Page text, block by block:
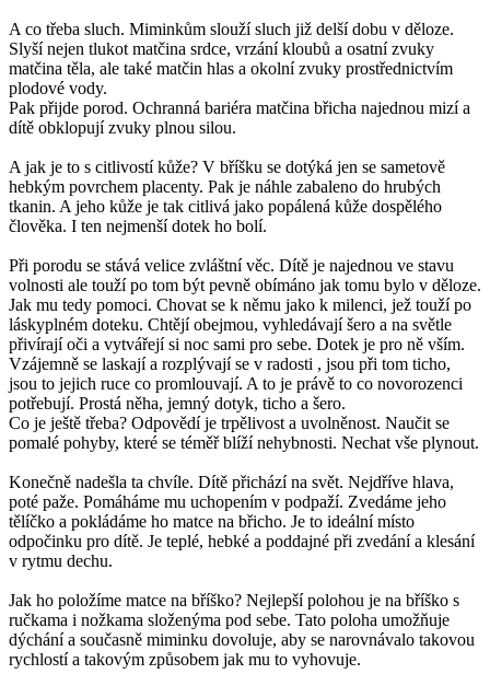
A co třeba sluch. Miminkům slouží sluch již delší dobu v děloze.
Slyší nejen tlukot matčina srdce, vrzání kloubů a osatní zvuky
matčina těla, ale také matčin hlas a okolní zvuky prostřednictvím
plodové vody.
Pak přijde porod. Ochranná bariéra matčina břicha najednou mizí a
dítě obklopují zvuky plnou silou.
A jak je to s citlivostí kůže? V bříšku se dotýká jen se sametově
hebkým povrchem placenty. Pak je náhle zabaleno do hrubých
tkanin. A jeho kůže je tak citlivá jako popálená kůže dospělého
člověka. I ten nejmenší dotek ho bolí.
Při porodu se stává velice zvláštní věc. Dítě je najednou ve stavu
volnosti ale touží po tom být pevně obímáno jak tomu bylo v děloze.
Jak mu tedy pomoci. Chovat se k němu jako k milenci, jež touží po
láskyplném doteku. Chtějí obejmou, vyhledávají šero a na světle
přivírají oči a vytvářejí si noc sami pro sebe. Dotek je pro ně vším.
Vzájemně se laskají a rozplývají se v radosti , jsou při tom ticho,
jsou to jejich ruce co promlouvají. A to je právě to co novorozenci
potřebují. Prostá něha, jemný dotyk, ticho a šero.
Co je ještě třeba? Odpovědí je trpělivost a uvolněnost. Naučit se
pomalé pohyby, které se téměř blíží nehybnosti. Nechat vše plynout.
Konečně nadešla ta chvíle. Dítě přichází na svět. Nejdříve hlava,
poté paže. Pomáháme mu uchopením v podpaží. Zvedáme jeho
tělíčko a pokládáme ho matce na břicho. Je to ideální místo
odpočinku pro dítě. Je teplé, hebké a poddajné při zvedání a klesání
v rytmu dechu.
Jak ho položíme matce na bříško? Nejlepší polohou je na bříško s
ručkama i nožkama složenýma pod sebe. Tato poloha umožňuje
dýchání a současně miminku dovoluje, aby se narovnávalo takovou
rychlostí a takovým způsobem jak mu to vyhovuje.